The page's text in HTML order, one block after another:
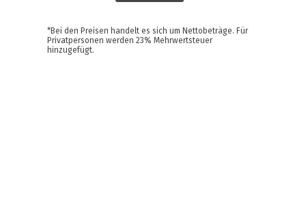
*Bei den Preisen handelt es sich um Nettobeträge. Für
Privatpersonen werden 23% Mehrwertsteuer
hinzugefügt.